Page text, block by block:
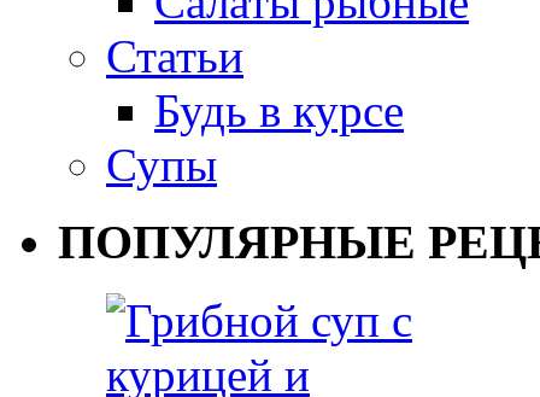
Статьи
Будь в курсе
Супы
ПОПУЛЯРНЫЕ